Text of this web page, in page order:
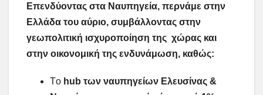
Επενδύοντας στα Ναυπηγεία, περνάμε στην
Ελλάδα του αύριο, συμβάλλοντας στην
γεωπολιτική ισχυροποίηση της χώρας και
στην οικονομική της ενδυνάμωση, καθώς:
Tο hub των ναυπηγείων Ελευσίνας &